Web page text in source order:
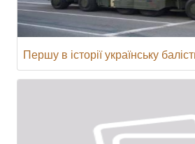
Першу в історії українську